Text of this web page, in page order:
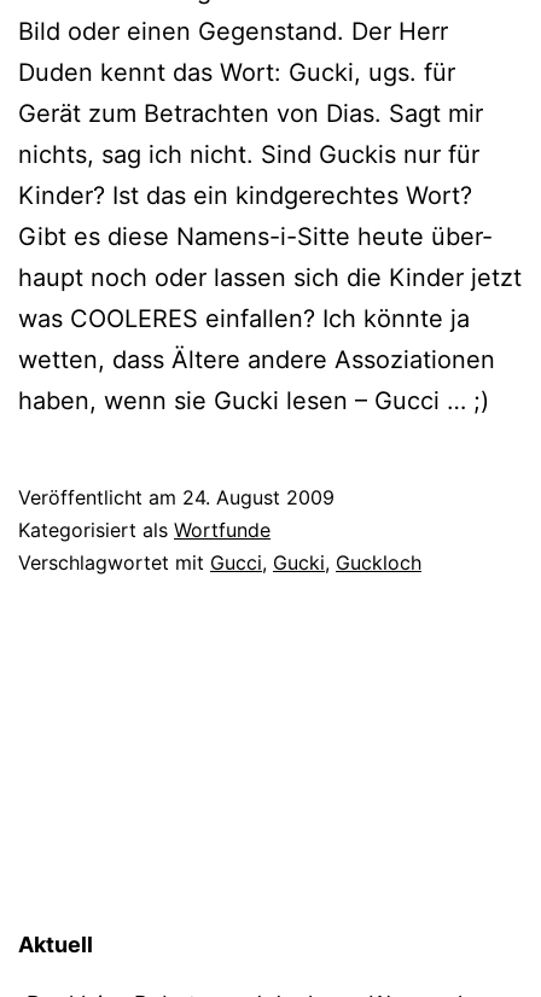
Bild oder einen Gegenstand. Der Herr
Duden kennt das Wort: Gucki, ugs. für
Gerät zum Betrachten von Dias. Sagt mir
nichts, sag ich nicht. Sind Guckis nur für
Kinder? Ist das ein kind­ge­rech­tes Wort?
Gibt es die­se Namens-i-Sitte heu­te über­
haupt noch oder las­sen sich die Kinder jetzt
was COOLERES ein­fal­len? Ich könn­te ja
wet­ten, dass Ältere ande­re Assoziationen
haben, wenn sie Gucki lesen – Gucci … ;)
Veröffentlicht am 24. August 2009
Kategorisiert als Wortfunde
Verschlagwortet mit Gucci, Gucki, Guckloch
Aktuell